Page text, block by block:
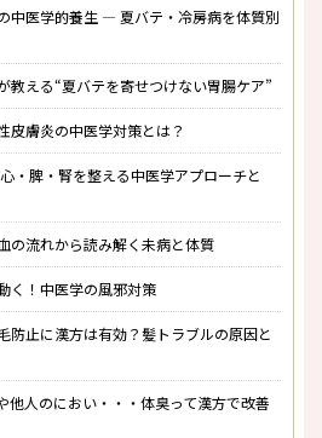
中医学的養生 ― 夏バテ・冷房病を体質別
教える“夏バテを寄せつけない胃腸ケア”
皮膚炎の中医学対策とは？
・脾・腎を整える中医学アプローチと
の流れから読み解く未病と体質
く！中医学の風邪対策
防止に漢方は有効？髪トラブルの原因と
他人のにおい・・・体臭って漢方で改善